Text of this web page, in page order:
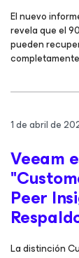
El nuevo
revela que el
pueden
1 de abril de
Veeam
Peer
La distinción